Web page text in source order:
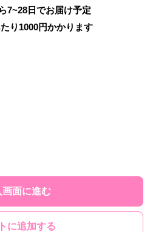
7~28日でお届け予定
り 1000円かかります
画面に進む
に追加する